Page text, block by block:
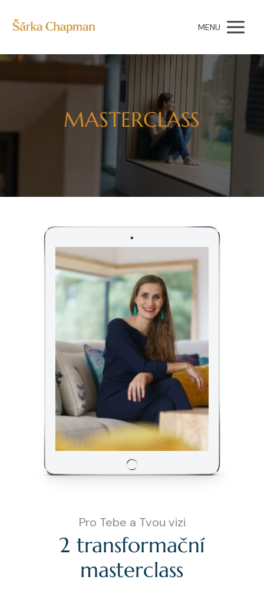
MENU
MASTERCLASS
Pro Tebe a Tvou vizi
2 transformační
masterclass